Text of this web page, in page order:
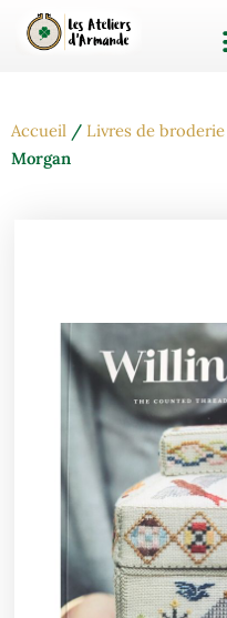
Aller
Accueil / Livres de broderie
Morgan